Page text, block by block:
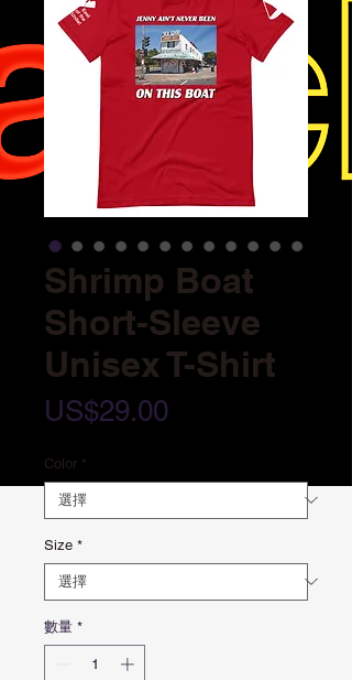
Shrimp Boat
Short-Sleeve
Unisex T-Shirt
US$29.00價
Color *
Size *
數量 *